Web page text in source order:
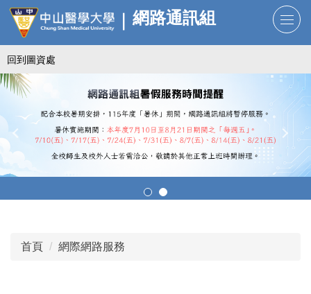
跳
到
主
要
內
容
網路通訊組
回到圖資處
首頁 網際網路服務